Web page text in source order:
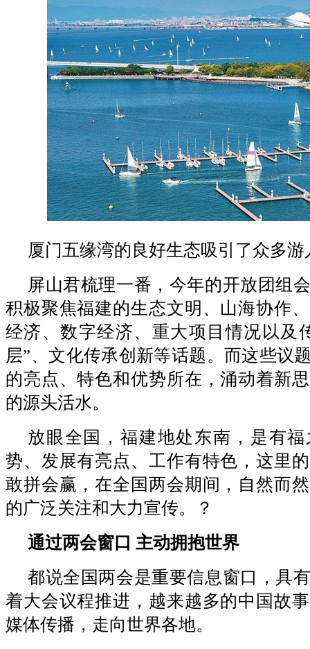
厦门五缘湾的良好生态吸引了众多
屏山君梳理一番，今年的开放团组
积极聚焦福建的生态文明、山海协作
经济、数字经济、重大项目情况以及
层”、文化传承创新等话题。而这些议
的亮点、特色和优势所在，涌动着新
的源头活水。
放眼全国，福建地处东南，是有
势、发展有亮点、工作有特色，这里
敢拼会赢，在全国两会期间，自然而
的广泛关注和大力宣传。？
通过两会窗口 主动拥抱世界
都说全国两会是重要信息窗口，具
着大会议程推进，越来越多的中国故
媒体传播，走向世界各地。